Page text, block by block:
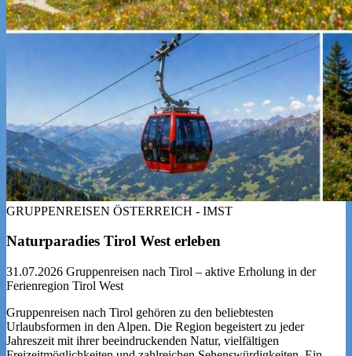
GRUPPENREISEN ÖSTERREICH - IMST
Naturparadies Tirol West erleben
31.07.2026 Gruppenreisen nach Tirol – aktive Erholung in der
Ferienregion Tirol West
Gruppenreisen nach Tirol gehören zu den beliebtesten
Urlaubsformen in den Alpen. Die Region begeistert zu jeder
Jahreszeit mit ihrer beeindruckenden Natur, vielfältigen